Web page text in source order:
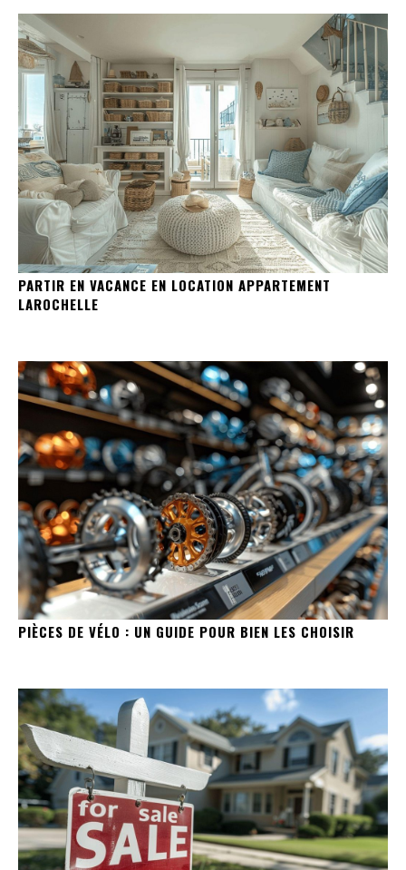
PARTIR EN VACANCE EN LOCATION APPARTEMENT
LAROCHELLE
PIÈCES DE VÉLO : UN GUIDE POUR BIEN LES CHOISIR